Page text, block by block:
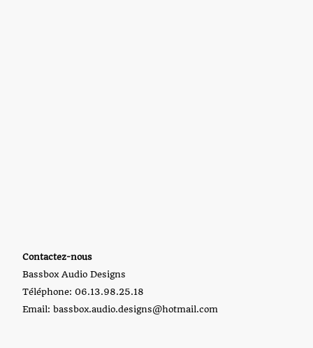
Contactez-nous
Bassbox Audio Designs
Téléphone: 06.13.98.25.18
Email: bassbox.audio.designs@hotmail.com